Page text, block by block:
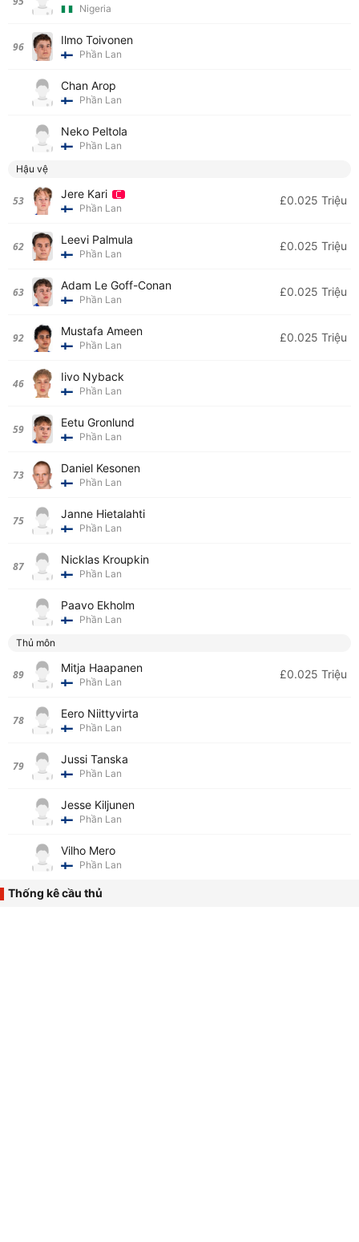
Nigeria
96 Ilmo Toivonen
Phần Lan
Chan Arop
Phần Lan
Neko Peltola
Phần Lan
Hậu vệ
53 Jere Kari
Phần Lan
£0.025 Triệu
62 Leevi Palmula
Phần Lan
£0.025 Triệu
63 Adam Le Goff-Conan
Phần Lan
£0.025 Triệu
92 Mustafa Ameen
Phần Lan
£0.025 Triệu
46 Iivo Nyback
Phần Lan
59 Eetu Gronlund
Phần Lan
73 Daniel Kesonen
Phần Lan
75 Janne Hietalahti
Phần Lan
87 Nicklas Kroupkin
Phần Lan
Paavo Ekholm
Phần Lan
Thủ môn
89 Mitja Haapanen
Phần Lan
£0.025 Triệu
78 Eero Niittyvirta
Phần Lan
79 Jussi Tanska
Phần Lan
Jesse Kiljunen
Phần Lan
Vilho Mero
Phần Lan
Thống kê cầu thủ